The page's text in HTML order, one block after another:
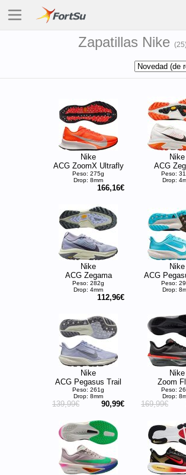
Zapatillas Nike (25
Nike
ACG ZoomX Ultrafly
Peso: 275g
Drop: 8mm
166,16€
Nike
ACG
Peso:
Drop:
Nike
ACG Zegama
Peso: 282g
Drop: 4mm
112,96€
Nike
ACG
Peso:
Drop:
Nike
ACG Pegasus Trail
Peso: 261g
Drop: 8mm
139,99€ 90,99€
Nike
Zoom
Peso:
Drop:
169,99€